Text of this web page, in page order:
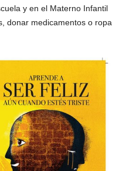
y en el Materno Infantil
donar medicamentos o ropa